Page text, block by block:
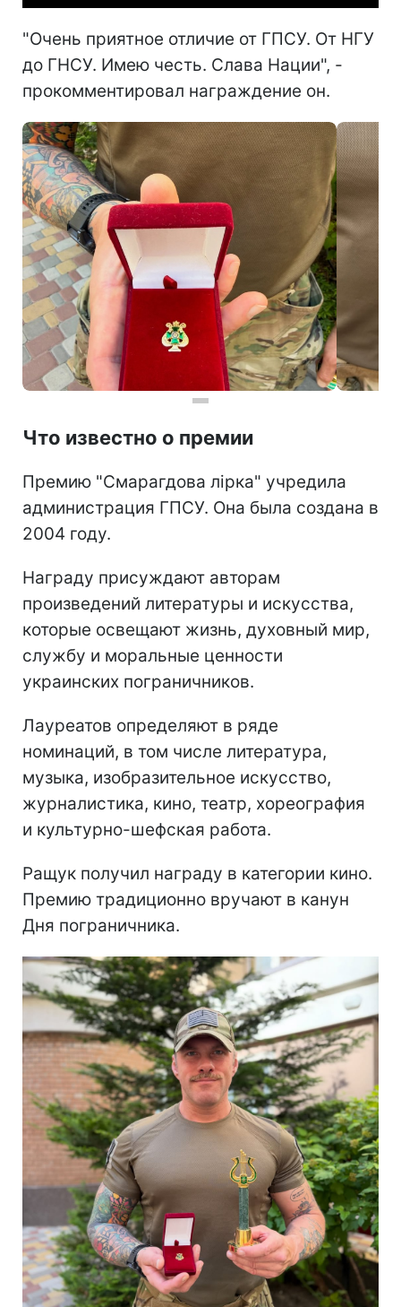
"Очень приятное отличие от ГПСУ. От НГУ
до ГНСУ. Имею честь. Слава Нации", -
прокомментировал награждение он.
Что известно о премии
Премию "Смарагдова лірка" учредила
администрация ГПСУ. Она была создана в
2004 году.
Награду присуждают авторам
произведений литературы и искусства,
которые освещают жизнь, духовный мир,
службу и моральные ценности
украинских пограничников.
Лауреатов определяют в ряде
номинаций, в том числе литература,
музыка, изобразительное искусство,
журналистика, кино, театр, хореография
и культурно-шефская работа.
Ращук получил награду в категории кино.
Премию традиционно вручают в канун
Дня пограничника.